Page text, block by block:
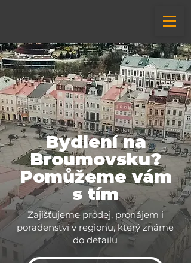
Bydlení na
Broumovsku?
Pomůžeme vám
s tím
Zajišťujeme prodej, pronájem i
poradenství v regionu, který známe
do detailu